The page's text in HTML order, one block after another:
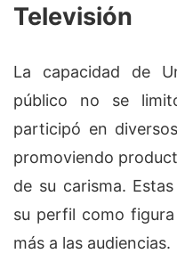
Televisión
La capacidad de
público no se
participó en
promoviendo
de su carisma.
su perfil como
más a las audiencias.